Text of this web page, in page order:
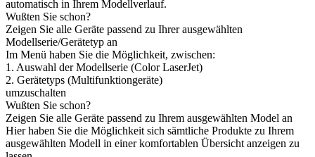
automatisch in Ihrem Modellverlauf.
Wußten Sie schon?
Zeigen Sie alle Geräte passend zu Ihrer ausgewählten
Modellserie/Gerätetyp an
Im Menü haben Sie die Möglichkeit, zwischen:
1. Auswahl der Modellserie (Color LaserJet)
2. Gerätetyps (Multifunktiongeräte)
umzuschalten
Wußten Sie schon?
Zeigen Sie alle Geräte passend zu Ihrem ausgewählten Model an
Hier haben Sie die Möglichkeit sich sämtliche Produkte zu Ihrem
ausgewählten Modell in einer komfortablen Übersicht anzeigen zu